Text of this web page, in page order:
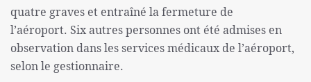
quatre graves et entraîné la fermeture de
l’aéroport. Six autres personnes ont été admises en
observation dans les services médicaux de l’aéroport,
selon le gestionnaire.